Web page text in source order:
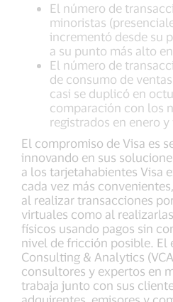
El número de
minoristas
incrementó desde su
a su punto más alto
El número de
de consumo de
casi se duplicó en
comparación con los
registrados en enero
El compromiso de Visa es
innovando en sus
a los tarjetahabientes Visa
cada vez más
al realizar transacciones
virtuales como al
físicos usando pagos sin
nivel de fricción posible. El
Consulting & Analytics
consultores y expertos en
trabaja junto con sus